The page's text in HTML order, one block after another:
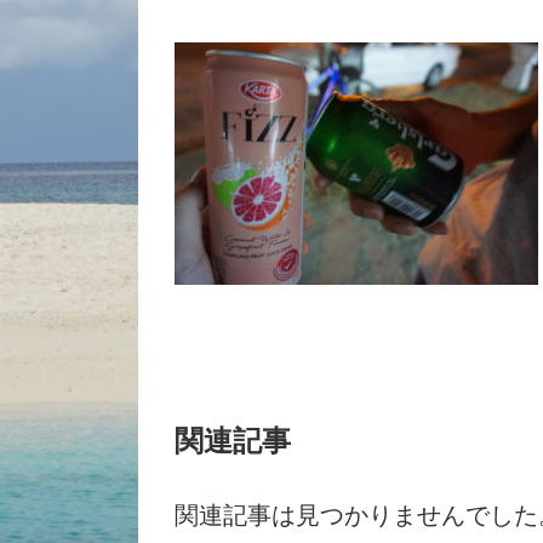
関連記事
関連記事は見つかりませんでし